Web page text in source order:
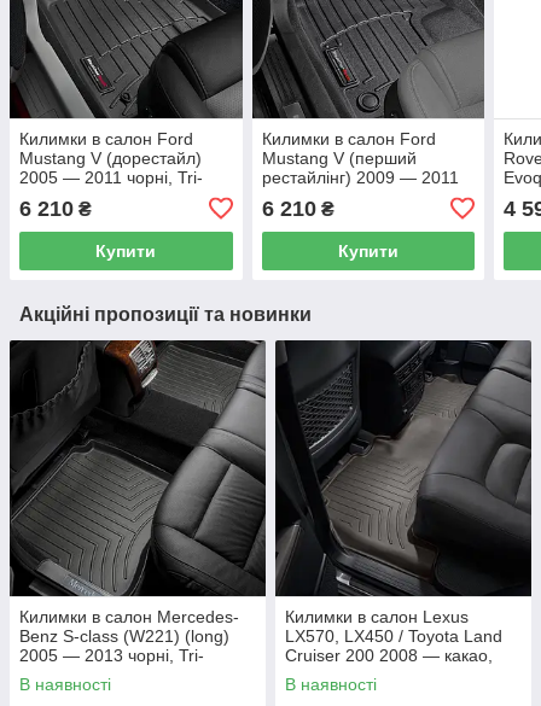
Килимки в салон Ford
Mustang V (дорестайл)
2005 — 2011 чорні, Tri-
Extruded (WeatherTech) —
передній ряд
6 210 ₴
Купити
Килимки в салон Ford
Mustang V (перший
рестайлінг) 2009 — 2011
(WeatherTech) — передній
ряд
6 210₴
Купити
ряд
4
Акційні пропозиції та новинки
Килимки в салон Mercedes-
Benz S-class (W221) (long)
2005 — 2013 чорні, Tri-
Extruded (WeatherTech) —
другий ряд
В наявності
Килимки в салон Lexus
LX570, LX450 / Toyota Land
Cruiser 200 2008 — какао,
Tri-Extruded (WeatherTech) —
другий ряд
В наявності